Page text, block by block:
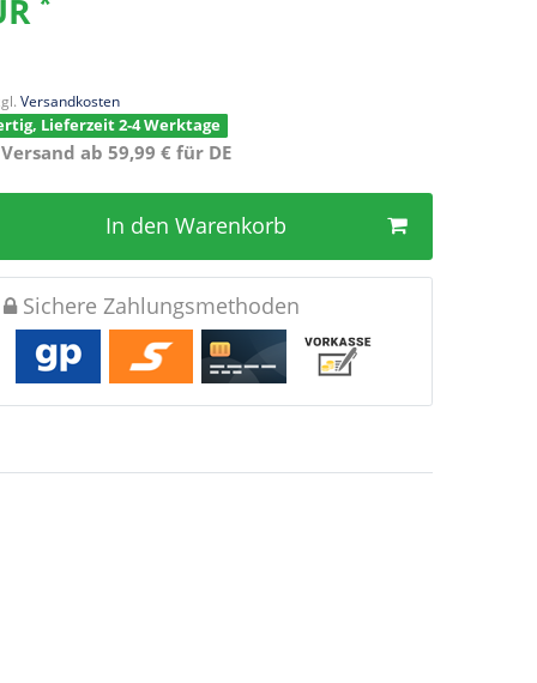
Versandkosten
Lieferzeit 2-4 Werktage
ab 59,99 € für DE
In den Warenkorb
Sichere Zahlungsmethoden